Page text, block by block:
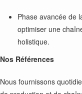
Phase avancée de
optimiser une
holistique.
Nos Références
Nous fournissons